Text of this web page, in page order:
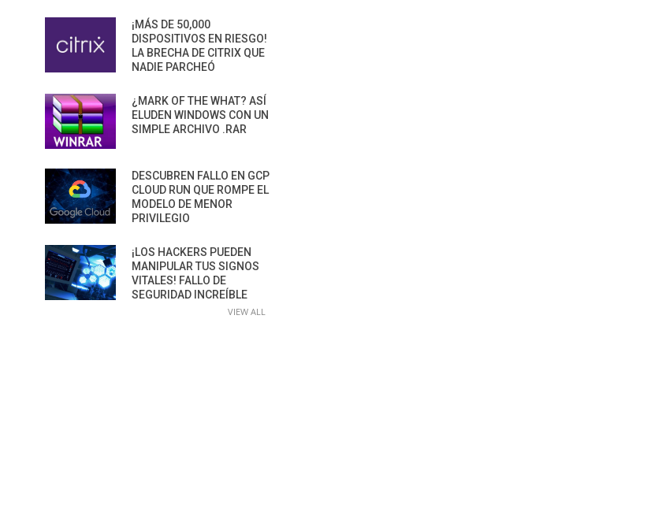
¡MÁS DE 50,000
DISPOSITIVOS EN RIESGO!
LA BRECHA DE CITRIX QUE
NADIE PARCHEÓ
¿MARK OF THE WHAT? ASÍ
ELUDEN WINDOWS CON UN
SIMPLE ARCHIVO .RAR
DESCUBREN FALLO EN GCP
CLOUD RUN QUE ROMPE EL
MODELO DE MENOR
PRIVILEGIO
¡LOS HACKERS PUEDEN
MANIPULAR TUS SIGNOS
VITALES! FALLO DE
SEGURIDAD INCREÍBLE
VIEW ALL